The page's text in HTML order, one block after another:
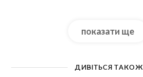
показати ще
ДИВІТЬСЯ ТАКОЖ